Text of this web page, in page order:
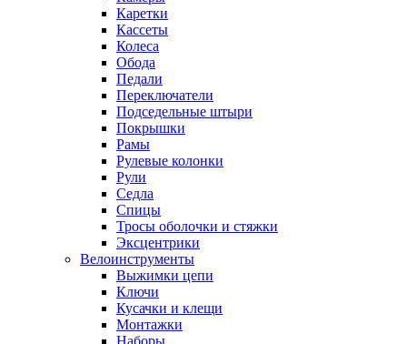
Каретки
Кассеты
Колеса
Обода
Педали
Переключатели
Подседельные штыри
Покрышки
Рамы
Рулевые колонки
Рули
Седла
Спицы
Тросы оболочки и стяжки
Эксцентрики
Велоинструменты
Выжимки цепи
Ключи
Кусачки и клещи
Монтажки
Наборы